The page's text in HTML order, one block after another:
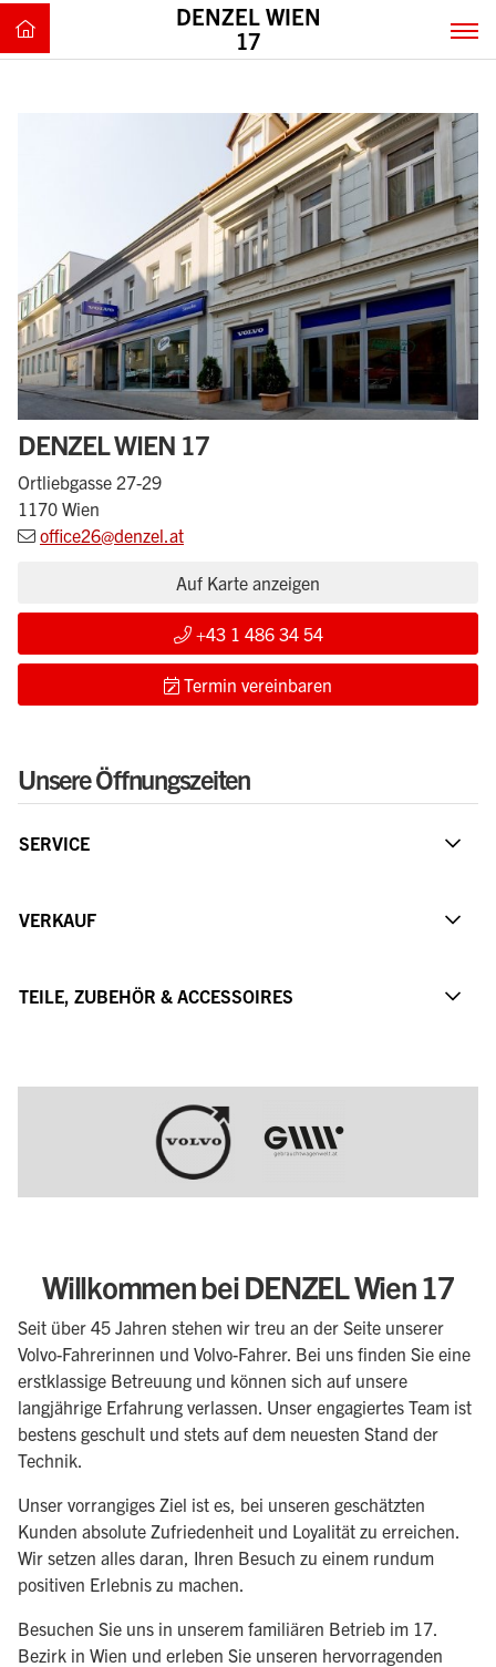
DENZEL WIEN
17
DENZEL WIEN 17
Ortliebgasse 27-29
1170 Wien
office26@denzel.at
Auf Karte anzeigen
+43 1 486 34 54
Termin vereinbaren
Unsere Öffnungszeiten
SERVICE
VERKAUF
TEILE, ZUBEHÖR & ACCESSOIRES
Willkommen bei DENZEL Wien 17
Seit über 45 Jahren stehen wir treu an der Seite unserer
Volvo-Fahrerinnen und Volvo-Fahrer. Bei uns finden Sie eine
erstklassige Betreuung und können sich auf unsere
langjährige Erfahrung verlassen. Unser engagiertes Team ist
bestens geschult und stets auf dem neuesten Stand der
Technik.
Unser vorrangiges Ziel ist es, bei unseren geschätzten
Kunden absolute Zufriedenheit und Loyalität zu erreichen.
Wir setzen alles daran, Ihren Besuch zu einem rundum
positiven Erlebnis zu machen.
Besuchen Sie uns in unserem familiären Betrieb im 17.
Bezirk in Wien und erleben Sie unseren hervorragenden